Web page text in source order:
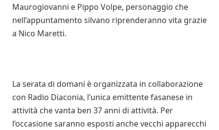
Maurogiovanni e Pippo Volpe, personaggio che
nell’appuntamento silvano riprenderanno vita grazie
a Nico Maretti.
La serata di domani è organizzata in collaborazione
con Radio Diaconia, l’unica emittente fasanese in
attività che vanta ben 37 anni di attività. Per
l’occasione saranno esposti anche vecchi apparecchi